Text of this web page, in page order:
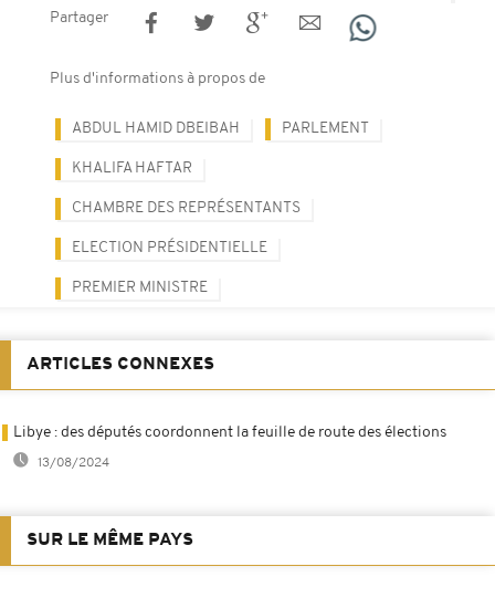
Partager
Plus d'informations à propos de
ABDUL HAMID DBEIBAH PARLEMENT
KHALIFA HAFTAR
CHAMBRE DES REPRÉSENTANTS
ELECTION PRÉSIDENTIELLE
PREMIER MINISTRE
ARTICLES CONNEXES
Libye : des députés coordonnent la feuille de route des élections
13/08/2024
SUR LE MÊME PAYS